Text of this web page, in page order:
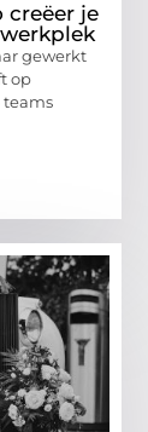
creëer je
gewerkt
op